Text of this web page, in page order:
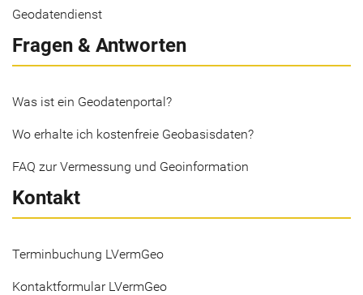
Geodatendienst
Fragen & Antworten
Was ist ein Geodatenportal?
Wo erhalte ich kostenfreie Geobasisdaten?
FAQ zur Vermessung und Geoinformation
Kontakt
Terminbuchung LVermGeo
Kontaktformular LVermGeo